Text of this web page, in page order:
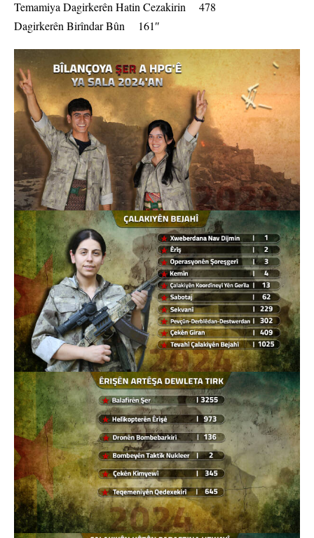
Temamiya Dagirkerên Hatin Cezakirin 478
Dagirkerên Birîndar Bûn 161″